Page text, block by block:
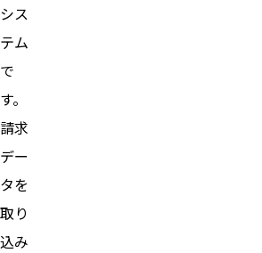
シス
テム
で
す。
請求
デー
タを
取り
込み